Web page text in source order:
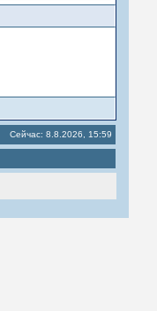
Сейчас: 8.8.2026, 15:59